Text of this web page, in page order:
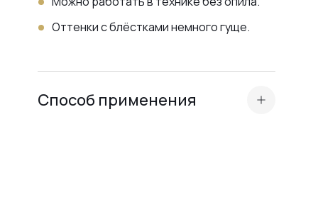
Оттенки с блёстками немного гуще.
Способ применения